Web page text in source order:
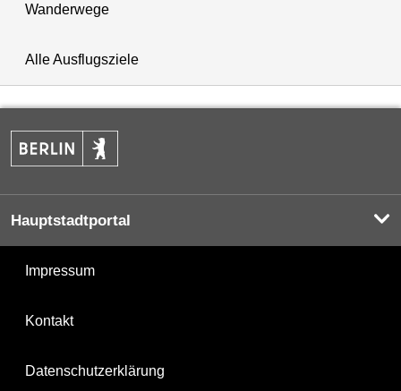
Wanderwege
Alle Ausflugsziele
Hauptstadtportal
Impressum
Kontakt
Datenschutzerklärung